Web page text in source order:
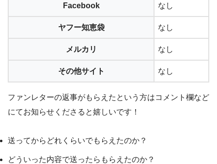
Facebook なし
ヤフー知恵袋 なし
メルカリ なし
その他サイト なし
ファンレターの返事がもらえたという方はコメント欄など
にてお知らせくださると嬉しいです！
送ってからどれくらいでもらえたのか？
どういった内容で送ったらもらえたのか？